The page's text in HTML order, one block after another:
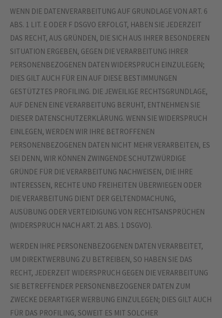
WENN DIE DATENVERARBEITUNG AUF GRUNDLAGE VON ART. 6
ABS. 1 LIT. E ODER F DSGVO ERFOLGT, HABEN SIE JEDERZEIT
DAS RECHT, AUS GRÜNDEN, DIE SICH AUS IHRER BESONDEREN
SITUATION ERGEBEN, GEGEN DIE VERARBEITUNG IHRER
PERSONENBEZOGENEN DATEN WIDERSPRUCH EINZULEGEN;
DIES GILT AUCH FÜR EIN AUF DIESE BESTIMMUNGEN
GESTÜTZTES PROFILING. DIE JEWEILIGE RECHTSGRUNDLAGE,
AUF DENEN EINE VERARBEITUNG BERUHT, ENTNEHMEN SIE
DIESER DATENSCHUTZERKLÄRUNG. WENN SIE WIDERSPRUCH
EINLEGEN, WERDEN WIR IHRE BETROFFENEN
PERSONENBEZOGENEN DATEN NICHT MEHR VERARBEITEN, ES
SEI DENN, WIR KÖNNEN ZWINGENDE SCHUTZWÜRDIGE
GRÜNDE FÜR DIE VERARBEITUNG NACHWEISEN, DIE IHRE
INTERESSEN, RECHTE UND FREIHEITEN ÜBERWIEGEN ODER
DIE VERARBEITUNG DIENT DER GELTENDMACHUNG,
AUSÜBUNG ODER VERTEIDIGUNG VON RECHTSANSPRÜCHEN
(WIDERSPRUCH NACH ART. 21 ABS. 1 DSGVO).
WERDEN IHRE PERSONENBEZOGENEN DATEN VERARBEITET,
UM DIREKTWERBUNG ZU BETREIBEN, SO HABEN SIE DAS
RECHT, JEDERZEIT WIDERSPRUCH GEGEN DIE VERARBEITUNG
SIE BETREFFENDER PERSONENBEZOGENER DATEN ZUM
ZWECKE DERARTIGER WERBUNG EINZULEGEN; DIES GILT AUCH
FÜR DAS PROFILING, SOWEIT ES MIT SOLCHER